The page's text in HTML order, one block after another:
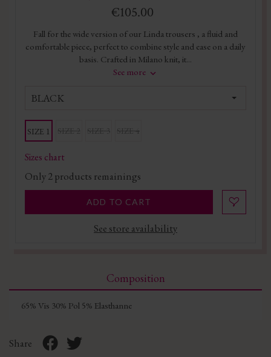
€105.00
Fall for the wide version of our Linda trousers , a fluid and
comfortable piece, perfect to combine style and ease on a daily
basis. Crafted in Milano knit, it...
See more
BLACK
SIZE 1
Sizes chart
Only2products remainings
ADD TO CART
See store availability
Composition
65% Vis 30% Pol 5% Elasthanne
Share